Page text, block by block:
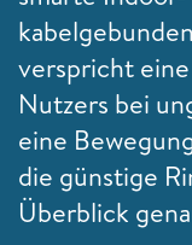
verspricht
Nutzers bei
eine
die günstige
Überblick